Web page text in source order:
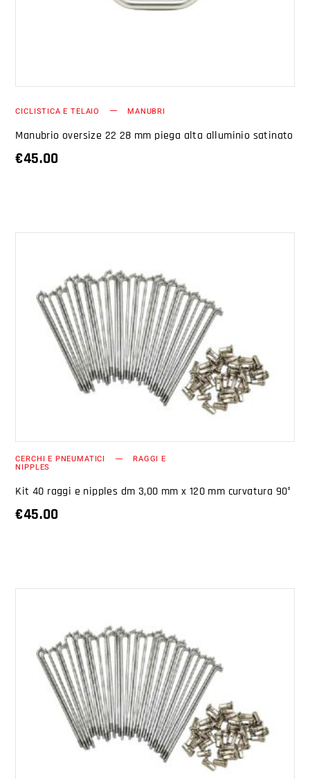
CICLISTICA E TELAIO MANUBRI
Manubrio oversize 22 28 mm piega alta alluminio satinato
€45.00
AGGIUNGI AL CARRELLO
CERCHI E PNEUMATICI RAGGI E
NIPPLES
Kit 40 raggi e nipples dm 3,00 mm x 120 mm curvatura 90°
€45.00
AGGIUNGI AL CARRELLO